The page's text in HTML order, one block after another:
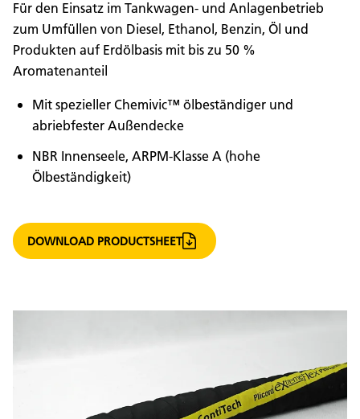
Für den Einsatz im Tankwagen- und Anlagenbetrieb
zum Umfüllen von Diesel, Ethanol, Benzin, Öl und
Produkten auf Erdölbasis mit bis zu 50 %
Aromatenanteil
Mit spezieller Chemivic™ ölbeständiger und
abriebfester Außendecke
NBR Innenseele, ARPM-Klasse A (hohe
Ölbeständigkeit)
DOWNLOAD PRODUCTSHEET